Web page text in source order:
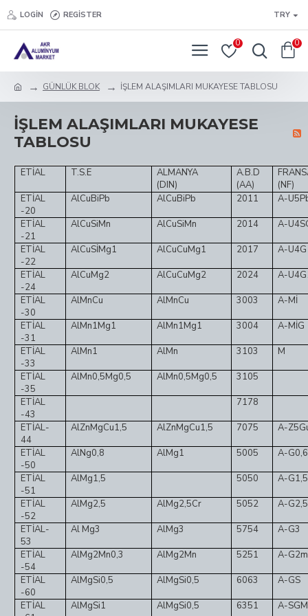
LOGIN REGISTER TRY
0 0
GÜNLÜK BLOK İŞLEM ALAŞIMLARI MUKAYESE TABLOSU
İŞLEM ALAŞIMLARI MUKAYESE
TABLOSU
ETİAL T.S.E
ALMANYA
(DIN)
A.B.D
(AA)
(NF)
ETİAL
-20
AlCuBiPb AlCuBiPb 2011 A-
ETİAL
-21
AlCuSiMn AlCuSiMn 2014 A-
ETİAL
-22
AlCuSİMg1 AlCuCuMg1 2017 A-U4G
ETİAL
-24
AlCuMg2 AlCuCuMg2 2024 A-
ETİAL
-30
AlMnCu AlMnCu 3003 A-Mİ
ETİAL
-31
AlMn1Mg1 AlMn1Mg1 3004 A-MİG
ETİAL
-33
AlMn1 AlMn 3103 M
ETİAL
-35
AlMn0,5Mg0,5 AlMn0,5Mg0,5 3105
ETİAL
-43
7178
ETİAL-
44
AlZnMgCu1,5 AlZnMgCu1,5 7075 A-
ETİAL
-50
AlNg0,8 AlMg1 5005 A-G0,6
ETİAL
-51
AlMg1,5 5050 A-G1,5
ETİAL
-52
AlMg2,5 AlMg2,5Cr 5052 A-
ETİAL-
53
Al Mg3 AlMg3 5754 A-G3
ETİAL
-54
AlMg2Mn0,3 AlMg2Mn 5251 A-G2m
ETİAL
-60
AlMgSi0,5 AlMgSi0,5 6063 A-GS
ETİAL
AlMgSi1 AlMgSi0,5 6351 A-SGM